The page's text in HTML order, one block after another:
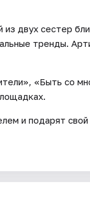
двух сестер
тренды.
«Быть со
и подарят свой